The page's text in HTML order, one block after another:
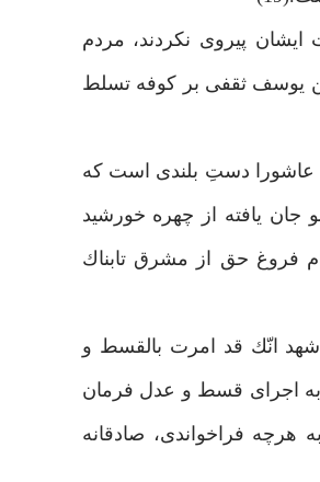
پيروى نكردند، مردم
يوسف ثقفى بر كوفه تسلط
عاشورا دستِ بلندى است كه
جان يافته از چهره خورشيد
فروغ حق از مشرق تابناك
انّك قد امرت بالقسط و
اجراى قسط و عدل فرمان
فراخواندى، صادقانه